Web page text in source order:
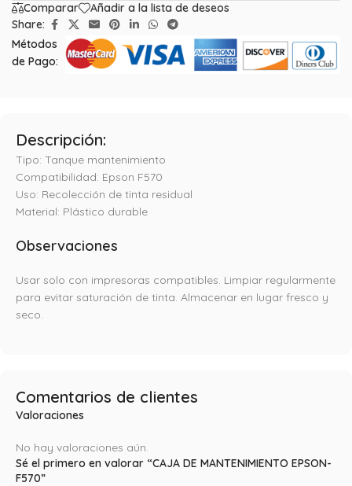
Comparar
Añadir a la lista de deseos
Share:
Métodos
de Pago:
Descripción:
Tipo: Tanque mantenimiento
Compatibilidad: Epson F570
Uso: Recolección de tinta residual
Material: Plástico durable
Observaciones
Usar solo con impresoras compatibles. Limpiar regularmente
para evitar saturación de tinta. Almacenar en lugar fresco y
seco.
Comentarios de clientes
Valoraciones
No hay valoraciones aún.
Sé el primero en valorar “CAJA DE MANTENIMIENTO EPSON-
F570”